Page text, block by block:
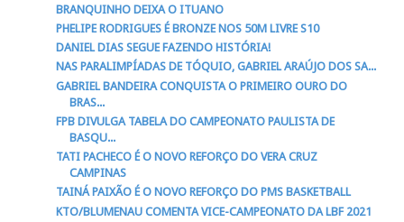
BRANQUINHO DEIXA O ITUANO
PHELIPE RODRIGUES É BRONZE NOS 50M LIVRE S10
DANIEL DIAS SEGUE FAZENDO HISTÓRIA!
NAS PARALIMPÍADAS DE TÓQUIO, GABRIEL ARAÚJO DOS SA...
GABRIEL BANDEIRA CONQUISTA O PRIMEIRO OURO DO
BRAS...
FPB DIVULGA TABELA DO CAMPEONATO PAULISTA DE
BASQU...
TATI PACHECO É O NOVO REFORÇO DO VERA CRUZ
CAMPINAS
TAINÁ PAIXÃO É O NOVO REFORÇO DO PMS BASKETBALL
KTO/BLUMENAU COMENTA VICE-CAMPEONATO DA LBF 2021